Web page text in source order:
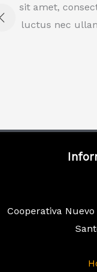
sit amet,
luctus nec
Cooperativa